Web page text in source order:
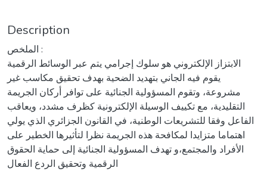
Description
الملخص :
الابتزاز الإلكتروني هو سلوك إجرامي يتم عبر الوسائط الرقمية
يقوم فيه الجاني بتهديد الضحية بهدف تحقيق مكاسب غير
مشروعة، وتقوم المسؤولية الجنائية على توافر أركان الجريمة
التقليدية، مع تكييف الوسيلة الإلكترونية كظرف مشدد، ويعاقب
الفاعل وفقا للتشريعات الوطنية، في القانون الجزائري الذي يولي
اهتماما متزايدا لمكافحة هذه الجريمة نظرا لتأثيرها الخطير على
الأفراد والمجتمع،و تهدف المسؤولية الجنائية إلى حماية الحقوق
الرقمية وتحقيق الردع الفعال